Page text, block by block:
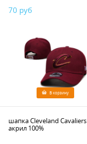
70 руб
В корзину
шапка Cleveland Cavaliers
акрил 100%